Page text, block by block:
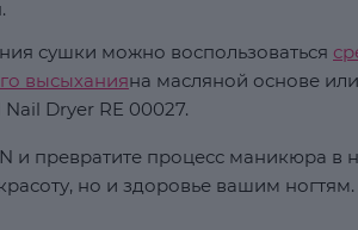
сушки можно воспользоваться
высыханияна масляной основе или
Dryer RE 00027.
и превратите процесс маникюра в
но и здоровье вашим ногтям.